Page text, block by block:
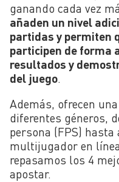
ganando cada vez
añaden un nivel
partidas y permiten
participen de forma
resultados y
del juego.
Además, ofrecen
diferentes géneros,
persona (FPS)
multijugador en
repasamos los 4
apostar.